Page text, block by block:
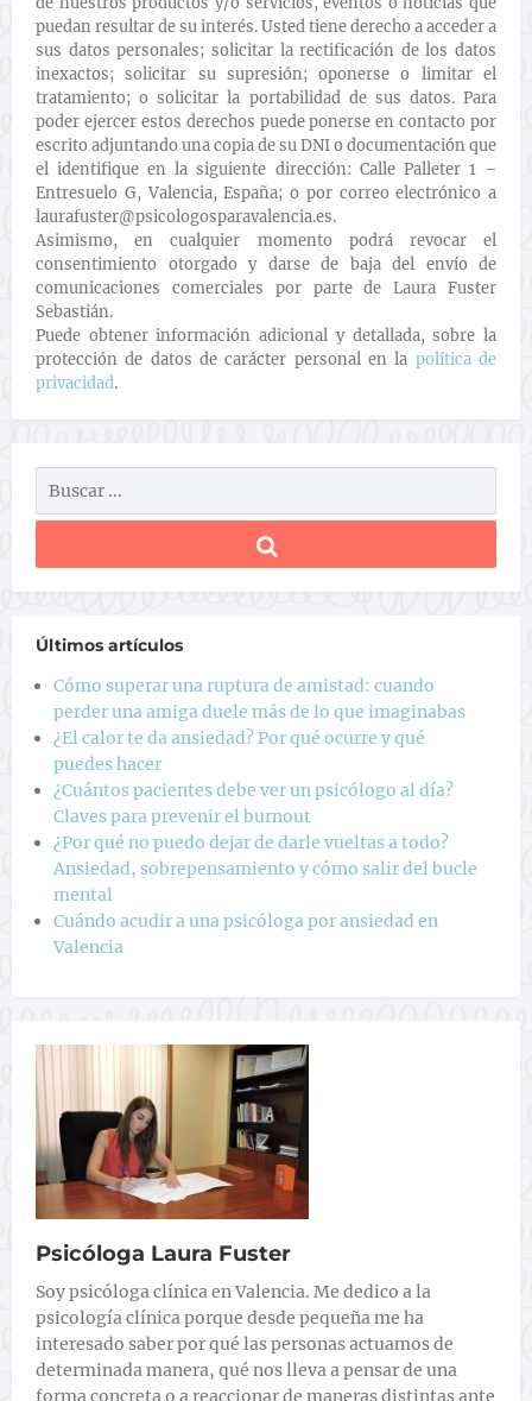
puedan resultar de su interés. Usted tiene derecho a acceder a
sus datos personales; solicitar la rectificación de los datos
inexactos; solicitar su supresión; oponerse o limitar el
tratamiento; o solicitar la portabilidad de sus datos. Para
poder ejercer estos derechos puede ponerse en contacto por
escrito adjuntando una copia de su DNI o documentación que
el identifique en la siguiente dirección: Calle Palleter 1 –
Entresuelo G, Valencia, España; o por correo electrónico a
laurafuster@psicologosparavalencia.es.
Asimismo, en cualquier momento podrá revocar el
consentimiento otorgado y darse de baja del envío de
comunicaciones comerciales por parte de Laura Fuster
Sebastián.
Puede obtener información adicional y detallada, sobre la
protección de datos de carácter personal en la política de
privacidad.
Últimos artículos
Cómo superar una ruptura de amistad: cuando
perder una amiga duele más de lo que imaginabas
¿El calor te da ansiedad? Por qué ocurre y qué
puedes hacer
¿Cuántos pacientes debe ver un psicólogo al día?
Claves para prevenir el burnout
¿Por qué no puedo dejar de darle vueltas a todo?
Ansiedad, sobrepensamiento y cómo salir del bucle
mental
Cuándo acudir a una psicóloga por ansiedad en
Valencia
Psicóloga Laura Fuster
Soy psicóloga clínica en Valencia. Me dedico a la
psicología clínica porque desde pequeña me ha
interesado saber por qué las personas actuamos de
determinada manera, qué nos lleva a pensar de una
forma concreta o a reaccionar de maneras distintas ante